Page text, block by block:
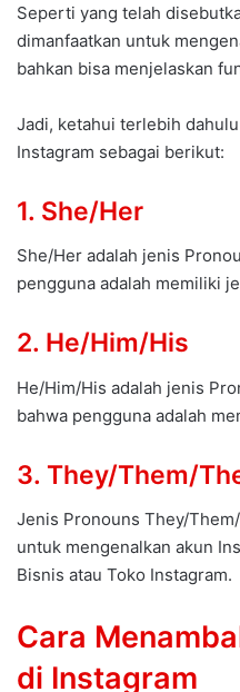
Seperti yang telah
dimanfaatkan untuk
bahkan bisa menjelaskan
Jadi, ketahui terlebih
Instagram sebagai berikut:
1. She/Her
She/Her adalah jenis
pengguna adalah memiliki
2. He/Him/His
He/Him/His adalah jenis
bahwa pengguna adalah
3. They/Them/
Jenis Pronouns They/
untuk mengenalkan akun
Bisnis atau Toko Instagram.
Cara
di Instagram